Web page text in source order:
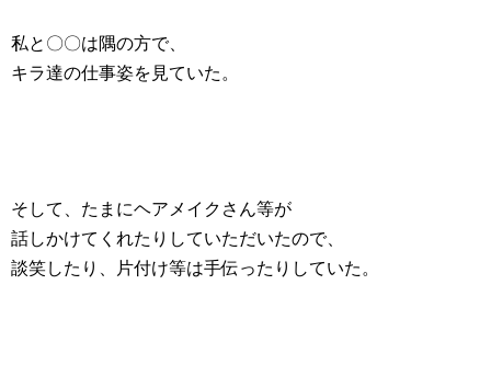
私と〇〇は隅の方で、
キラ達の仕事姿を見ていた。
そして、たまにヘアメイクさん等が
話しかけてくれたりしていただいたので、
談笑したり、片付け等は手伝ったりしていた。